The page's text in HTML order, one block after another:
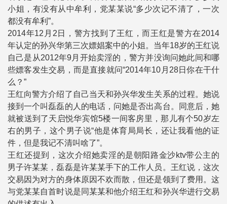
小姐，有没有从中牟利，党某某说“多少次记不清了，一次
都没有牟利”。
2014年12月2日，警方找到了王红，而王红是警方在2014
年认定的孙兴华第三次嫖娼案中的小姐。当年18岁的王红说
自己是从2012年9月开始卖淫的，警方并没询问她此间和哪
些嫖客发生交易，而是直接就问“2014年10月28日你在干什
么？”
王红向警方介绍了自己当天和孙兴华发生关系的过程。她说
接到一个叫磊磊的人的电话，问她是否出高台。同意后，她
就被送到了天启悦华宾馆5楼一间客房里，那儿有个50岁左
右的男子，这个男子说“他是体育局局长，还让我看他的证
件，但是我记不清叫啥了”。
王红还提到，这次介绍她卖淫的是朝阳路金沙ktv带公主的
男子许某某，磊磊是许某某手下的工作人员。王红说，这次
交易因为对方的身体原因不欢而散，但还是领到了费用。这
与党某某自首时说是同某某和他介绍王红和孙兴华进行交易